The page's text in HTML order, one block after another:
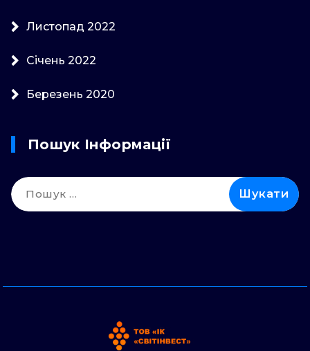
Листопад 2022
Січень 2022
Березень 2020
Пошук Інформації
Пошук: